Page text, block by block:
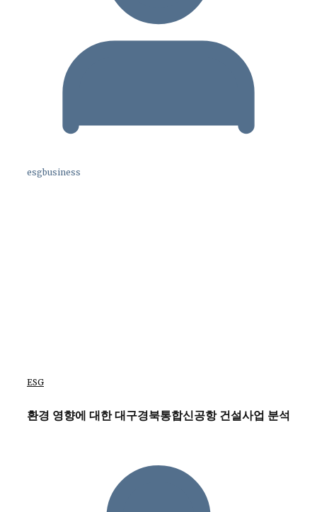
esgbusiness
ESG
환경 영향에 대한 대구경북통합신공항 건설사업 분석